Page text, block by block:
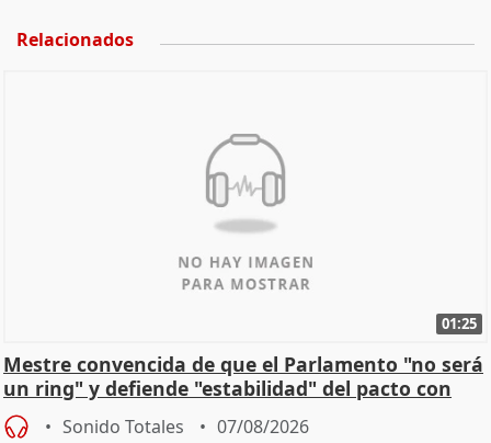
Relacionados
01:25
Mestre convencida de que el Parlamento "no será
un ring" y defiende "estabilidad" del pacto con
Vox
Sonido Totales 07/08/2026